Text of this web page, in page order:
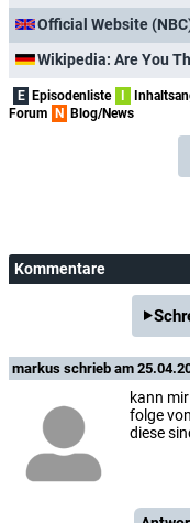
Official Website
Wikipedia: Are You
E Episodenliste
Forum
N Blog/News
Kommentare
markus schrieb am
kann
folge
diese